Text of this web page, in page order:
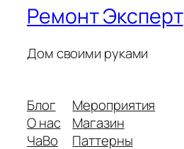
Ремонт Эксперт
Дом своими руками
Блог
О нас
ЧаВо
Мероприятия
Магазин
Паттерны